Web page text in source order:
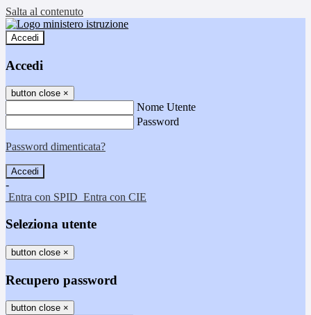
Salta al contenuto
Accedi
Accedi
button close ×
Nome Utente
Password
Password dimenticata?
-
Entra con SPID Entra con CIE
Seleziona utente
button close ×
Recupero password
button close ×